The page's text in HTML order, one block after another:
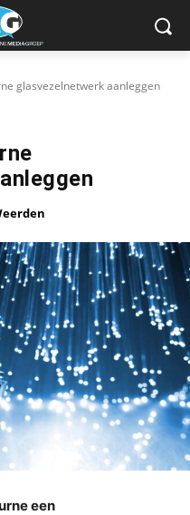
glasvezelnetwerk aanleggen
een